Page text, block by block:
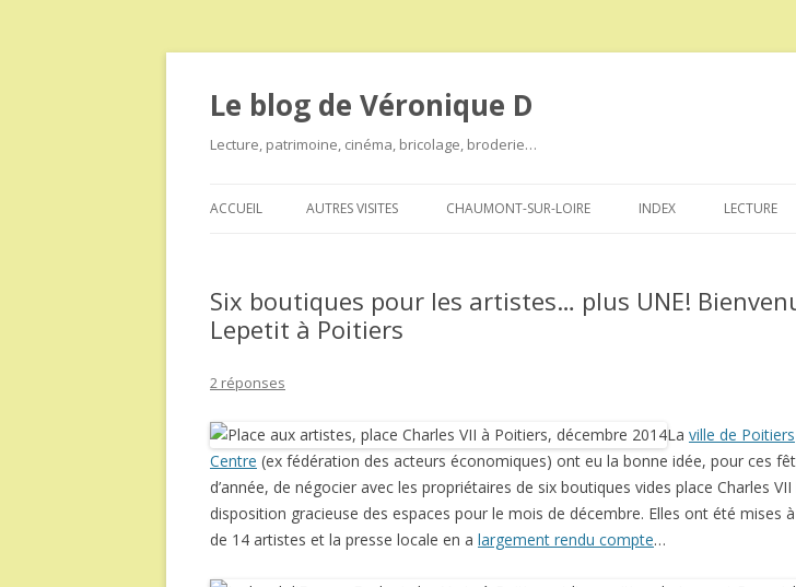
Le blog de Véronique D
Lecture, patrimoine, cinéma, bricolage, broderie…
au
ACCUEIL AUTRES VISITES CHAUMONT-SUR-LOIRE INDEX LECTURE
Six boutiques pour les artistes… plus UNE!
Lepetit à Poitiers
2 réponses
La ville de Poitiers
Centre (ex fédération des acteurs économiques) ont eu la bonne idée, pour ces
d’année, de négocier avec les propriétaires de six boutiques vides place Charles
disposition gracieuse des espaces pour le mois de décembre. Elles ont été mises
de 14 artistes et la presse locale en a largement rendu compte…